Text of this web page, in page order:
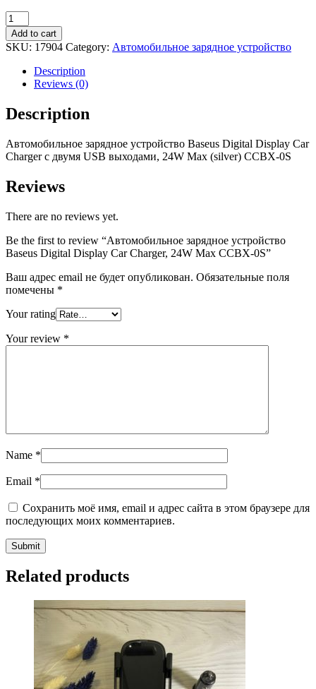
Автомобильное
зарядное
устройство
Baseus
Digital
Display
Charger,
24W
CCBX-
0S
Add to cart
SKU: 17904 Category: Автомобильное зарядное устройство
Description
Reviews (0)
Description
Автомобильное зарядное устройство Baseus Digital Display Car
Charger с двумя USB выходами, 24W Max (silver) CCBX-0S
Reviews
There are no reviews yet.
Be the first to review “Автомобильное зарядное устройство
Baseus Digital Display Car Charger, 24W Max CCBX-0S”
Ваш адрес email не будет опубликован. Обязательные поля
помечены *
Your rating
Your review *
Name *
Email *
Сохранить моё имя, email и адрес сайта в этом браузере для
последующих моих комментариев.
Related products